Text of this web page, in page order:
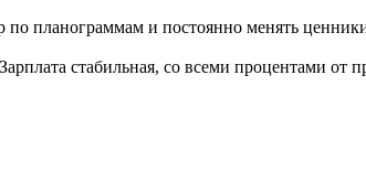
по планограммам и постоянно менять
стабильная, со всеми процентами от